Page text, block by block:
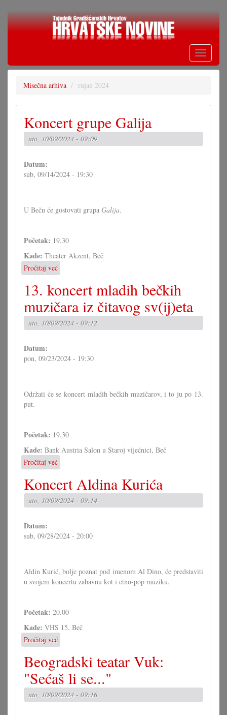
Skoči
Toggle
Misečna arhiva rujan 2024
Koncert grupe Galija
uto, 10/09/2024 - 09:09
Datum:
sub, 09/14/2024 - 19:30
U Beču će gostovati grupa Galija.
Početak: 19.30
Kade: Theater Akzent, Beč
Pročitaj već
Koncert
grupe
Galija
13. koncert mladih bečkih
muzičara iz čitavog sv(ij)eta
uto, 10/09/2024 - 09:12
Datum:
pon, 09/23/2024 - 19:30
Održati će se koncert mladih bečkih muzičarov, i to ju po 13.
put.
Početak: 19.30
Kade: Bank Austria Salon u Staroj vijećnici, Beč
Pročitaj već
13.
koncert
mladih
bečkih
čitavog
Koncert Aldina Kurića
uto, 10/09/2024 - 09:14
Datum:
sub, 09/28/2024 - 20:00
Aldin Kurić, bolje poznat pod imenom Al Dino, će predstaviti
u svojem koncertu zabavnu kot i etno-pop muziku.
Početak: 20.00
Kade: VHS 15, Beč
Pročitaj već
Koncert
Aldina
Kurića
Beogradski teatar Vuk:
"Sećaš li se..."
uto, 10/09/2024 - 09:16